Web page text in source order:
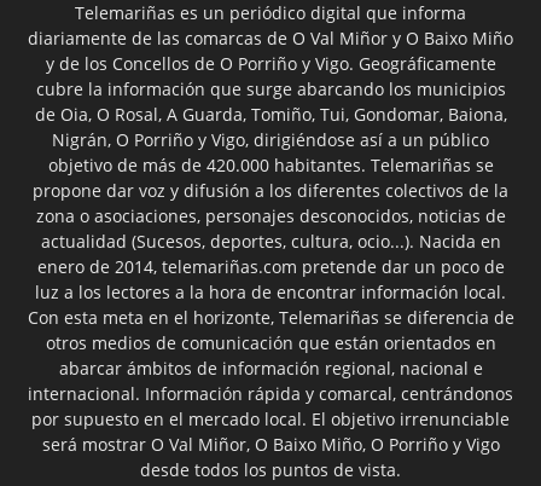
Telemariñas es un periódico digital que informa
diariamente de las comarcas de O Val Miñor y O Baixo Miño
y de los Concellos de O Porriño y Vigo. Geográficamente
cubre la información que surge abarcando los municipios
de Oia, O Rosal, A Guarda, Tomiño, Tui, Gondomar, Baiona,
Nigrán, O Porriño y Vigo, dirigiéndose así a un público
objetivo de más de 420.000 habitantes. Telemariñas se
propone dar voz y difusión a los diferentes colectivos de la
zona o asociaciones, personajes desconocidos, noticias de
actualidad (Sucesos, deportes, cultura, ocio...). Nacida en
enero de 2014, telemariñas.com pretende dar un poco de
luz a los lectores a la hora de encontrar información local.
Con esta meta en el horizonte, Telemariñas se diferencia de
otros medios de comunicación que están orientados en
abarcar ámbitos de información regional, nacional e
internacional. Información rápida y comarcal, centrándonos
por supuesto en el mercado local. El objetivo irrenunciable
será mostrar O Val Miñor, O Baixo Miño, O Porriño y Vigo
desde todos los puntos de vista.